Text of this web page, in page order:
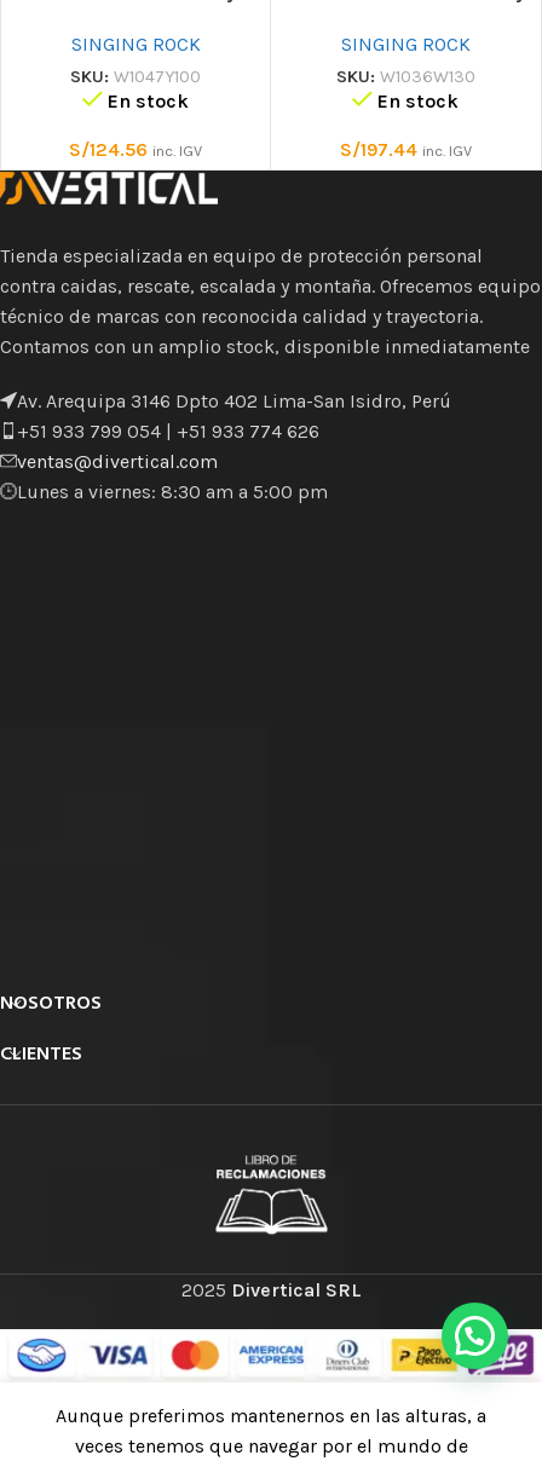
SINGING ROCK
SKU: W1047Y100
En stock
S/124.56 inc. IGV
SINGING ROCK
SKU: W1036W130
En stock
S/197.44 inc. IGV
Tienda especializada en equipo de protección personal
contra caidas, rescate, escalada y montaña. Ofrecemos equipo
técnico de marcas con reconocida calidad y trayectoria.
Contamos con un amplio stock, disponible inmediatamente
Av. Arequipa 3146 Dpto 402 Lima-San Isidro, Perú
+51 933 799 054 | +51 933 774 626
ventas@divertical.com
Lunes a viernes: 8:30 am a 5:00 pm
NOSOTROS
CLIENTES
2025 Divertical SRL
Aunque preferimos mantenernos en las alturas, a
veces tenemos que navegar por el mundo de
Petzl CONNEXION VARIO
SELECCIONAR